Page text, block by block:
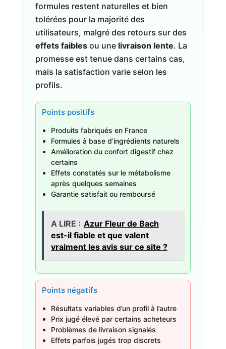
formules restent naturelles et bien
tolérées pour la majorité des
utilisateurs, malgré des retours sur des
effets faiblesou une livraison lente. La
promesse est tenue dans certains cas,
mais la satisfaction varie selon les
profils.
Points positifs
Produits fabriqués en France
Formules à base d’ingrédients naturels
Amélioration du confort digestif chez
certains
Effets constatés sur le métabolisme
après quelques semaines
Garantie satisfait ou remboursé
A LIRE : Azur Fleur de Bach
est-il fiable et que valent
vraiment les avis sur ce site ?
Points négatifs
Résultats variables d’un profil à l’autre
Prix jugé élevé par certains acheteurs
Problèmes de livraison signalés
Effets parfois jugés trop discrets